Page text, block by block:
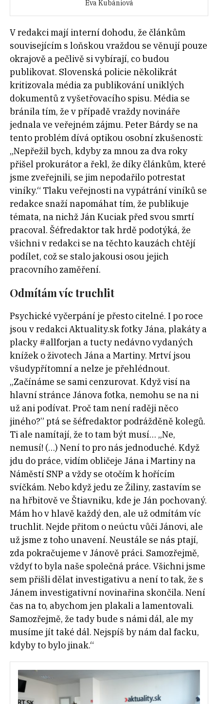
Eva Kubániová
V redakci mají interní dohodu, že článkům
souvisejícím s loňskou vraždou se věnují pouze
okrajově a pečlivě si vybírají, co budou
publikovat. Slovenská policie několikrát
kritizovala média za publikování uniklých
dokumentů z vyšetřovacího spisu. Média se
bránila tím, že v případě vraždy novináře
jednala ve veřejném zájmu. Peter Bárdy se na
tento problém dívá optikou osobní zkušenosti:
„Nepřežil bych, kdyby za mnou za dva roky
přišel prokurátor a řekl, že díky článkům, které
jsme zveřejnili, se jim nepodařilo potrestat
viníky.“ Tlaku veřejnosti na vypátrání viníků se
redakce snaží napomáhat tím, že publikuje
témata, na nichž Ján Kuciak před svou smrtí
pracoval. Šéfredaktor tak hrdě podotýká, že
všichni v redakci se na těchto kauzách chtějí
podílet, což se stalo jakousi osou jejich
pracovního zaměření.
Odmítám víc truchlit
Psychické vyčerpání je přesto citelné. I po roce
jsou v redakci Aktuality.sk fotky Jána, plakáty a
placky #allforjan a tucty nedávno vydaných
knížek o životech Jána a Martiny. Mrtví jsou
všudypřítomní a nelze je přehlédnout.
„Začínáme se sami cenzurovat. Když visí na
hlavní stránce Jánova fotka, nemohu se na ni
už ani podívat. Proč tam není raději něco
jiného?” ptá se šéfredaktor podrážděně kolegů.
Ti ale namítají, že to tam být musí… „Ne,
nemusí! (…) Není to pro nás jednoduché. Když
jdu do práce, vidím obličeje Jána i Martiny na
Náměstí SNP a vždy se otočím k hořícím
svíčkám. Nebo když jedu ze Žiliny, zastavím se
na hřbitově ve Štiavniku, kde je Ján pochovaný.
Mám ho v hlavě každý den, ale už odmítám víc
truchlit. Nejde přitom o neúctu vůči Jánovi, ale
už jsme z toho unavení. Neustále se nás ptají,
zda pokračujeme v Jánově práci. Samozřejmě,
vždyť to byla naše společná práce. Všichni jsme
sem přišli dělat investigativu a není to tak, že s
Jánem investigativní novinařina skončila. Není
čas na to, abychom jen plakali a lamentovali.
Samozřejmě, že tady bude s námi dál, ale my
musíme jít také dál. Nejspíš by nám dal facku,
kdyby to bylo jinak.“